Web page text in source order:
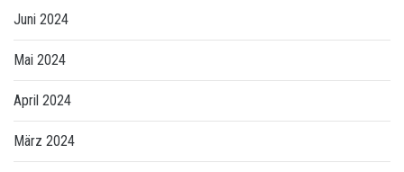
Juni 2024
Mai 2024
April 2024
März 2024